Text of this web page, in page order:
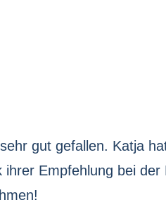
gut gefallen. Katja
Empfehlung bei